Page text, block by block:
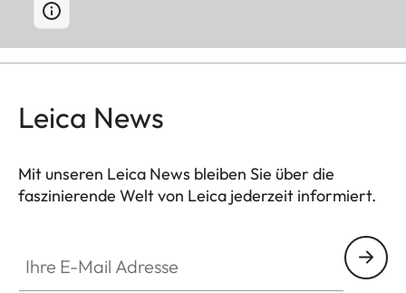
Leica News
Mit unseren Leica News bleiben Sie über die
faszinierende Welt von Leica jederzeit informiert.